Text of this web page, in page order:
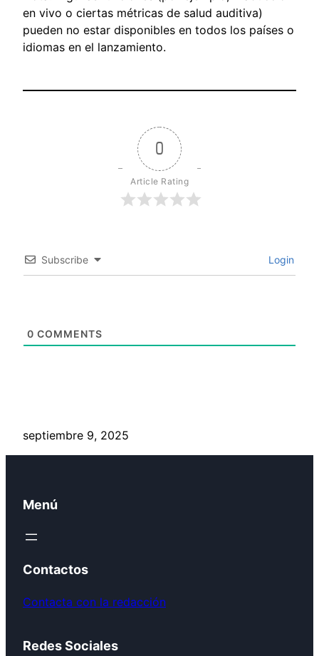
en vivo o ciertas métricas de salud auditiva)
pueden no estar disponibles en todos los países o
idiomas en el lanzamiento.
0
Article Rating
Subscribe Login
0 COMMENTS
septiembre 9, 2025
Menú
Contactos
Contacta con la redacción
Redes Sociales